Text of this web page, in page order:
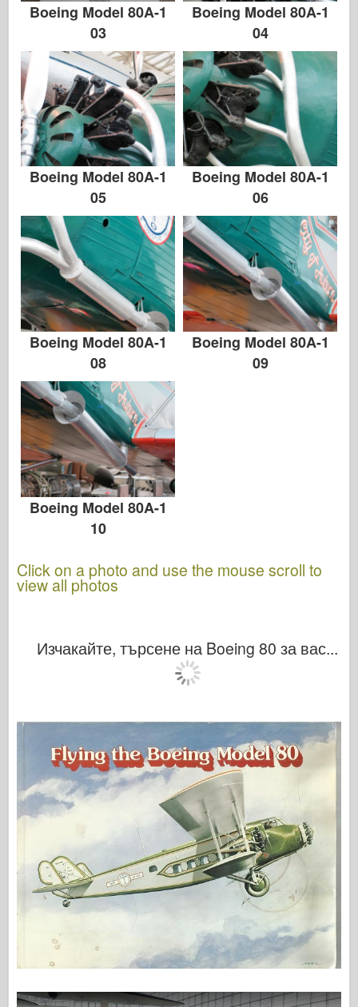
Книги
Контакт
1000000
Комплектите
Boeing Model 80A-1
03
Boeing Model 80A-1
04
Boeing Model 80A-1
05
Boeing Model 80A-1
06
Boeing Model 80A-1
08
Boeing Model 80A-1
09
Boeing Model 80A-1
10
Click on a photo and use the mouse scroll to
view all photos
Изчакайте, търсене на Boeing 80 за вас...